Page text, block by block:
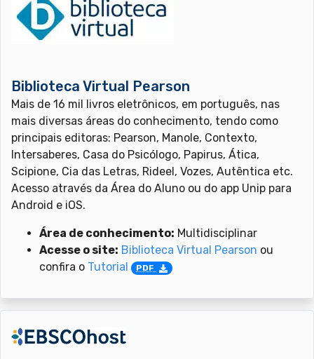
Biblioteca Virtual Pearson
Mais de 16 mil livros eletrônicos, em português, nas
mais diversas áreas do conhecimento, tendo como
principais editoras: Pearson, Manole, Contexto,
Intersaberes, Casa do Psicólogo, Papirus, Ática,
Scipione, Cia das Letras, Rideel, Vozes, Autêntica etc.
Acesso através da Área do Aluno ou do app Unip para
Android e iOS.
Área de conhecimento: Multidisciplinar
Acesse o site: Biblioteca Virtual Pearson ou
confira o Tutorial PDF